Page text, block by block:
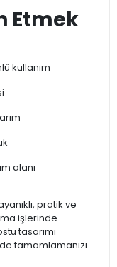
Etmek
kullanım
alanı
pratik ve
işlerinde
tasarımı
tamamlamanızı